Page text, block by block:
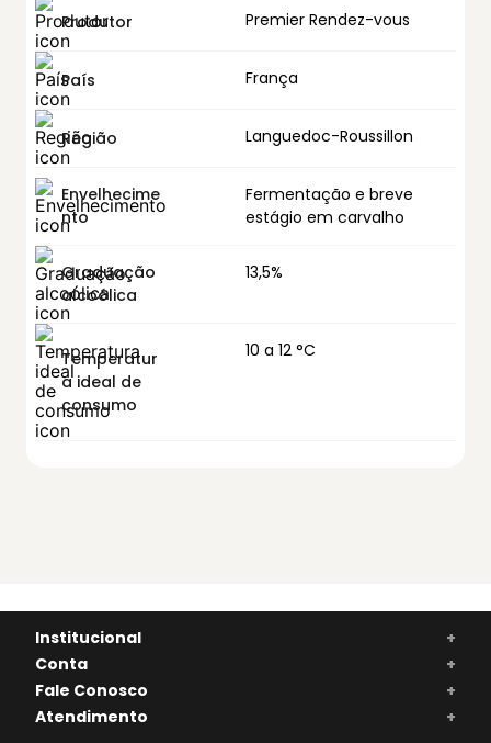
Produtor Premier Rendez-vous
País França
Região Languedoc-Roussillon
Envelhecime
nto
Fermentação e breve
estágio em carvalho
Graduação
alcoólica
13,5%
Temperatur
a ideal de
consumo
10 a 12 °C
Institucional
+
Conta
+
Fale Conosco
+
Atendimento
+